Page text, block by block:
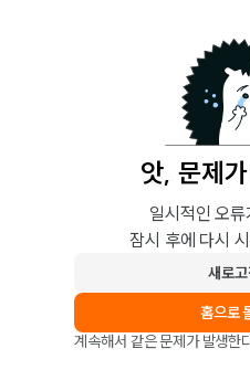
앗, 문제
일시적인 오
잠시 후에 다시
새로
홈으로
계속해서 같은 문제가 발생한